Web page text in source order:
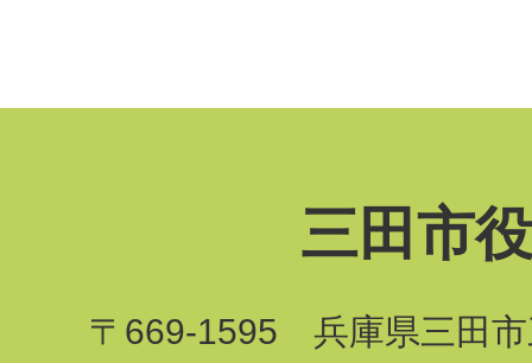
三田市
〒669-1595 兵庫県三田市